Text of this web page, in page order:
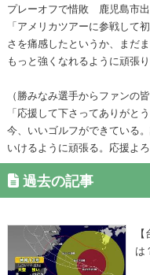
プレーオフで惜敗 鹿児島市
「アメリカツアーに参戦して
さを痛感したというか、まだ
もっと強くなれるように頑張り
（勝みなみ選手からファンの
「応援して下さってありがと
今、いいゴルフができている
いけるように頑張る。応援よ
過去の記事
は